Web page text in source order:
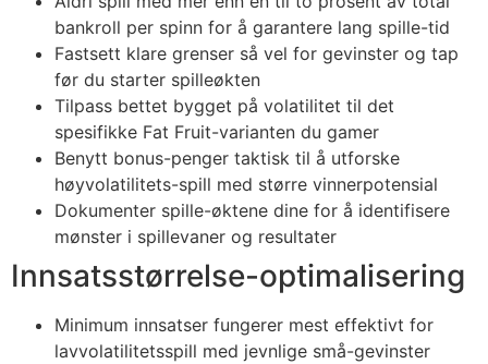
bankroll per spinn for å garantere lang spille-tid
Fastsett klare grenser så vel for gevinster og tap
før du starter spilleøkten
Tilpass bettet bygget på volatilitet til det
spesifikke Fat Fruit-varianten du gamer
Benytt bonus-penger taktisk til å utforske
høyvolatilitets-spill med større vinnerpotensial
Dokumenter spille-øktene dine for å identifisere
mønster i spillevaner og resultater
Innsatsstørrelse-optimalisering
Minimum innsatser fungerer mest effektivt for
lavvolatilitetsspill med jevnlige små-gevinster